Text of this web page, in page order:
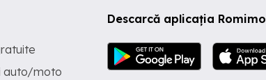
Descarcă aplicația Romimo
auto/moto